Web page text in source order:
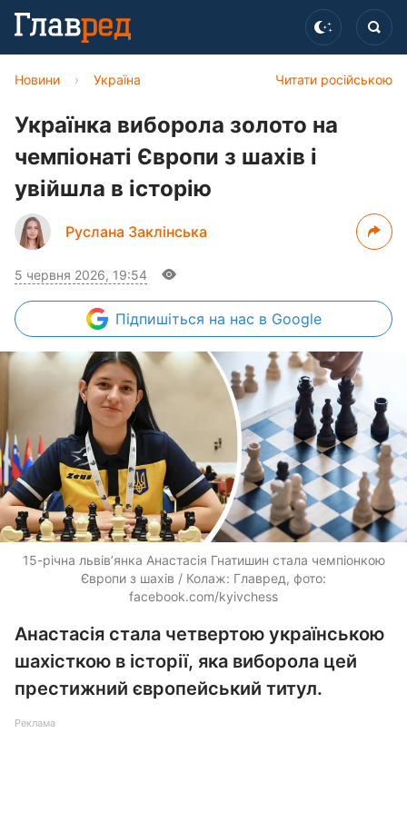
Читати російською
Новини › Україна
Українка виборола золото на
чемпіонаті Європи з шахів і
увійшла в історію
Руслана Заклінська
5 червня 2026, 19:54
Підпишіться на нас в Google
15-річна львів’янка Анастасія Гнатишин стала чемпіонкою
Європи з шахів / Колаж: Главред, фото:
facebook.com/kyivchess
Анастасія стала четвертою українською
шахісткою в історії, яка виборола цей
престижний європейський титул.
Реклама